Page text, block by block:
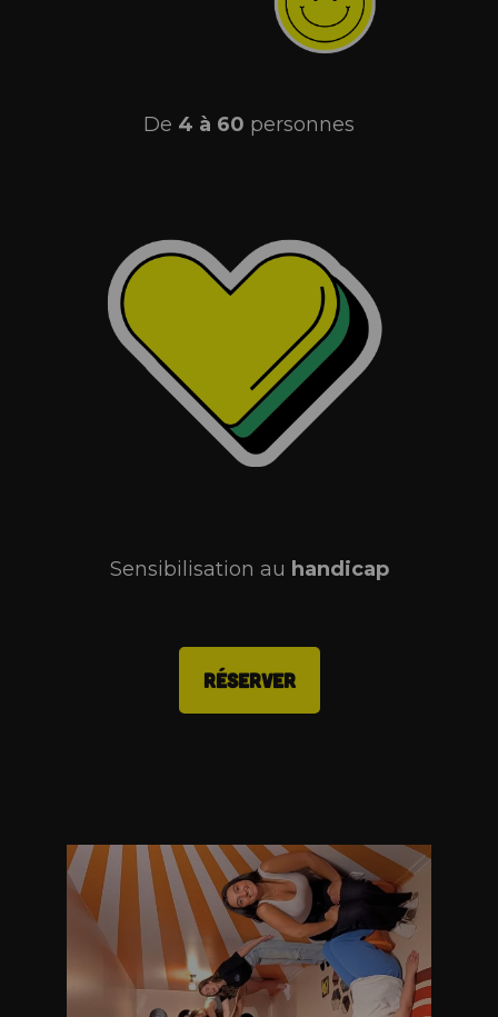
De 4 à 60 personnes
Sensibilisation au handicap
RÉSERVER